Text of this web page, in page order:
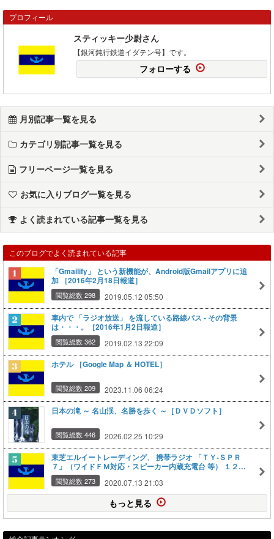
プロフィール
スティッキー少尉さん
【銀河鈍行鉄道イダテン号】です。
フォローする
月別記事一覧を見る
カテゴリ別記事一覧を見る
フリーページ一覧を見る
お気に入りブログ一覧を見る
よく読まれている記事一覧を見る
このブログでよく読まれている記事
「Gmailify」 という新機能が、Android版Gmailアプリに追
加 ［2016年2月18日報道］
閲覧総数 298 2019.05.12 05:50
車内で 「ラジオ放送」 を流している路線バス ‐ その背景
は・・・。［2016年1月2日報道］
閲覧総数 362 2019.02.13 22:09
ホテル ［Google Map ＆ HOTEL］
閲覧総数 209 2023.11.06 06:24
日本の滝 ～ 名山渓、名勝を歩く ～［ＤＶＤソフト］
閲覧総数 446 2026.02.25 10:29
東芝エルイートレーディング、 携帯ラジオ 「ＴＹ‐ＳＰＲ
７」（ワイドＦＭ対応・スピーカー内蔵充電台 等） １２月
上旬に発売 ［2015年11月16日報道］
閲覧総数 273 2020.07.13 21:03
もっと見る